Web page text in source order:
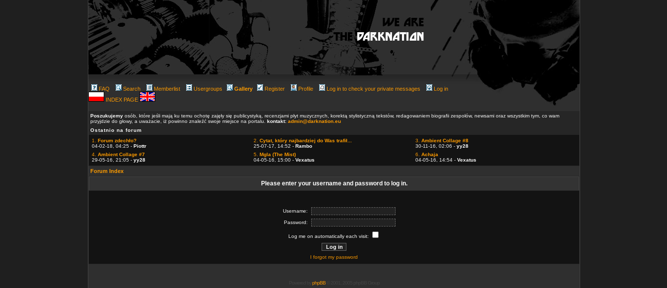
FAQ Search Memberlist Usergroups Gallery Register Profile Log in to check your private messages
Log in
INDEX PAGE
Poszukujemy osób, które jeśli mają ku temu ochotę zajęły się publicystyką, recenzjami płyt muzycznych, korektą stylistyczną tekstów, redagowaniem biografii zespołów, newsami oraz wszystkim tym, co wam
przyjdzie do głowy, a uważacie, iż powinno znaleźć swoje miejsce na portalu. kontakt: admin@darknation.eu
Ostatnio na forum
1. Forum zdechło?
04-02-18, 04:25 - Piottr
2. Cytat, który najbardziej do Was trafił...
25-07-17, 14:52 - Rambo
3. Ambient Collage #8
30-11-16, 02:06 - yy28
4. Ambient Collage #7
29-05-16, 21:05 - yy28
5. Mgla (The Mist)
04-05-16, 15:00 - Vexatus
6. Achaja
04-05-16, 14:54 - Vexatus
Forum Index
Please enter your username and password to log in.
Username:
Password:
Log me on automatically each visit:
I forgot my password
phpBB© 2001, 2005 phpBB Group